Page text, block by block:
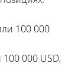
100 000
000 USD,